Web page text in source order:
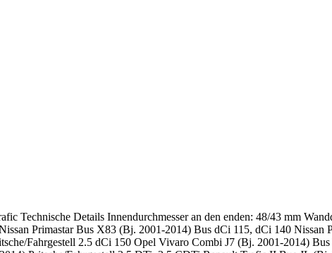
Technische Details Innendurchmesser an den enden: 48/43 mm
Primastar Bus X83 (Bj. 2001-2014) Bus dCi 115, dCi 140 Nissan
Fahrgestell 2.5 dCi 150 Opel Vivaro Combi J7 (Bj. 2001-2014)